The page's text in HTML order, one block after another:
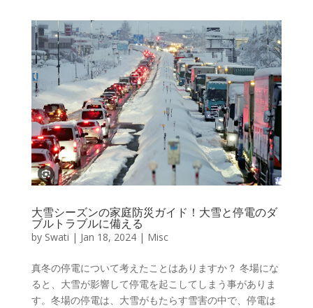
大雪シーズンの家庭防災ガイド！大雪と停電のダ
ブルトラブルに備える
by Swati | Jan 18, 2024| Misc
真冬の停電について考えたことはありますか？ 冬場にな
ると、大雪が影響して停電を起こしてしまう事がありま
す。冬場の停電は、大雪がもたらす雪害の中で、停電は